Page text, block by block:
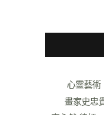
畫家史忠
心靈藝術